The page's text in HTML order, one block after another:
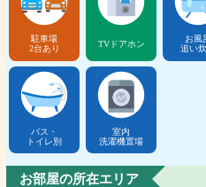
駐車場
2台あり
TVドアホン
お風
追い
バス・
トイレ別
室内
洗濯機置場
お部屋の所在エリア